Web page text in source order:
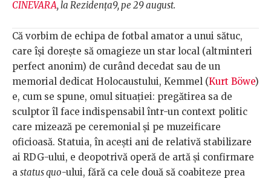
CINEVARA, la Rezidența9, pe 29 august.
Că vorbim de echipa de fotbal amator a unui sătuc,
care își dorește să omagieze un star local (altminteri
perfect anonim) de curând decedat sau de un
memorial dedicat Holocaustului, Kemmel (Kurt Böwe)
e, cum se spune, omul situației: pregătirea sa de
sculptor îl face indispensabil într-un context politic
care mizează pe ceremonial și pe muzeificare
oficioasă. Statuia, în acești ani de relativă stabilizare
ai RDG-ului, e deopotrivă operă de artă și confirmare
a status quo-ului, fără ca cele două să coabiteze prea